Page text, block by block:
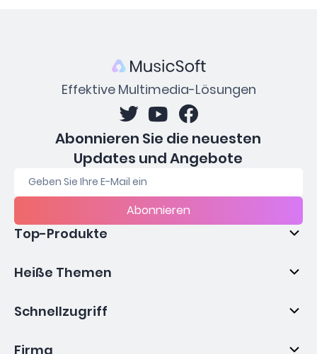
Effektive Multimedia-Lösungen
Abonnieren Sie die neuesten
Updates und Angebote
Abonnieren
Top-Produkte
Heiße Themen
Schnellzugriff
Firma